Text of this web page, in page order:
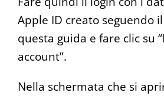
Apple ID creato seguendo
questa guida e fare clic su
account”.
Nella schermata che si